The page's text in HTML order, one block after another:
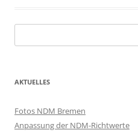
nach:
AKTUELLES
Fotos NDM Bremen
Anpassung der NDM-Richtwerte